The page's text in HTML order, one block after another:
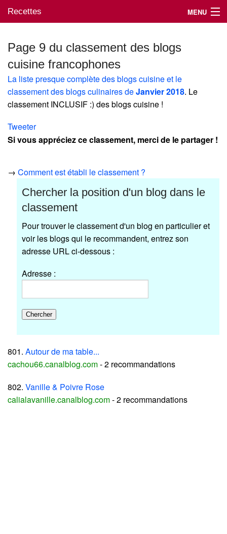
Recettes MENU
Mes blogs préférés
Page 9 du classement des blogs
cuisine francophones
La liste presque complète des blogs cuisine et le
classement des blogs culinaires deJanvier 2018. Le
classement INCLUSIF :) des blogs cuisine !
Tweeter
Si vous appréciez ce classement, merci de le partager !
→ Comment est établi le classement ?
Chercher la position d'un blog dans le
classement
Pour trouver le classement d'un blog en particulier et
voir les blogs qui le recommandent, entrez son
adresse URL ci-dessous :
Adresse :
801. Autour de ma table...
cachou66.canalblog.com- 2 recommandations
802. Vanille & Poivre Rose
calialavanille.canalblog.com- 2 recommandations